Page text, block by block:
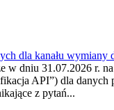
dla kanału wymiany
w dniu 31.07.2026 r.
API”) dla
z pytań...